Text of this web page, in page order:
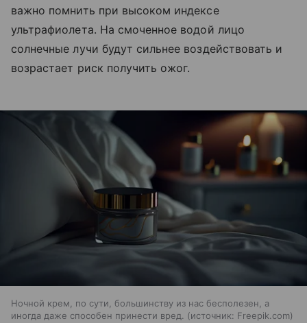
важно помнить при высоком индексе
ультрафиолета. На смоченное водой лицо
солнечные лучи будут сильнее воздействовать и
возрастает риск получить ожог.
Ночной крем, по сути, большинству из нас бесполезен, а
иногда даже способен принести вред.
источник: Freepik.com